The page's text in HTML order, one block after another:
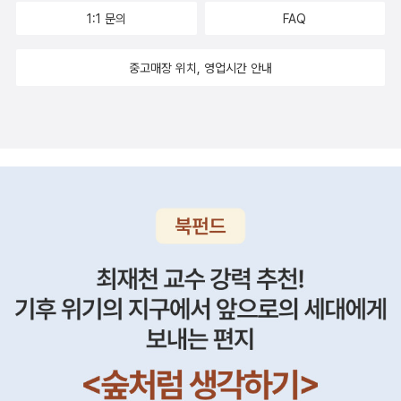
연예인, 물론 잘 나가야 한다는 전제가 있지만, 이들이 부러운 가장 큰
문이다. 대다수가 묶여 있는 9-to-6의 삶이 아니라는 것, 그게 제일
씬 편하다. 어느새 10년이란 시간동안 동네서점을 지켜낸, 알고 보면
위해 노력하고 또 노력하는 모습이다. 물론 다른 여타의 헌책방들, 특
히 살아남는 그들의 모습처럼 이상북스도 책만 팔아서 월세를 내고
주인장이 밥을 먹고, 팔 책을 사는 건 아니다. 복합문화공간이라는 개
념을 도입해서 이런 저런 행사도 열고, 다른 경로로도 주인장이 원하
는 소박한 삶을 이어갈 에너지를 얻어야 하지만, 그래도 아직 잘 버티
초콜렛도 있으니까. 다른 사람의 조건을 보고 기죽지 말자. 그거 보고
하고 있는 내 자신이 밉다. 못난이 생각하는 못난 여자가 된 기분이랄
을 나는 사람들을 바라보는 게 가장 현실적이고 편한 게 아닐까. 그러
나 하늘을 날고 싶은 사람은 어떻게든 날아야 하겠지. 머릿속은 복잡
하게 꼬이고 또 꼬이고, 최종적으로 홀리의 손을 잡고 바닥으로 내려
오라 말하고 싶지만, 애초에 나는 홀리의 손을 잡고 싶지는 않았던 것
같다. 아, 내가 지금 무슨 말을 하는거람.'벨 아저씬 야생 동물은 절대
사랑하지 마요.' 홀리가 충고했다. '그게 바로 닥의 실수였죠. 그는 항
상 집에 야생 동물들을 안고 들어왔었어. 날개를 다친 매라든가. 한번
사책방에도 들러서 트루먼 카포티의 책을 두 권 구입했다. [차가운
은 때에 다시 그의 작품을 찾게 된 걸 보면 그의 작품이 내게 깊은 인
분은 어쩌면 구매 리스트를 사고 전투적으로 간 앞의 쇼핑보다 만족
본 남편은 허허 웃었지만 괜한 미안함에 아직 온라인 서점에서 사야
할 책들이 있는 터라 머리를 굴린다. 아, 남편이 없는 날 택배가 오도
록 주문하려면......? 이런^^
다니. 나머지도 다 구입해야 하는 거 아니겠어? 라면서 보관함에 퐁
즈음부터 쓴 단편소설들을 연대순으로 모아둔 책이다. 첫번째 소설의
중을 기약. 가끔 그런 생각이 든다. 이 사람, 인생은 정말 알고보면 남
루했구나. 벼락부자된 아버지와 성적으로 미숙했던 어머니 사이에서
받지 못한 채 큰 유년시절 속에서 길러졌을 컴플렉스와 정서적 결핍
들이 나중에 여러가지로 인생에서 힘든 부분들을 만든 게 아니었을
까. 유명했고 유명한 사람들과 교류도 잦았지만, 나중에 결국 약물에
인생이란 참 아이러니하다.. 라는 생각이 든다. 독자에겐 좋은 책을 안
1:1 문의 FAQ
중고매장 위치, 영업시간 안내